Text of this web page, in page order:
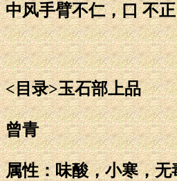
中风手臂不仁，口 不
<目录>玉石部上品
曾青
属性：味酸，小寒，